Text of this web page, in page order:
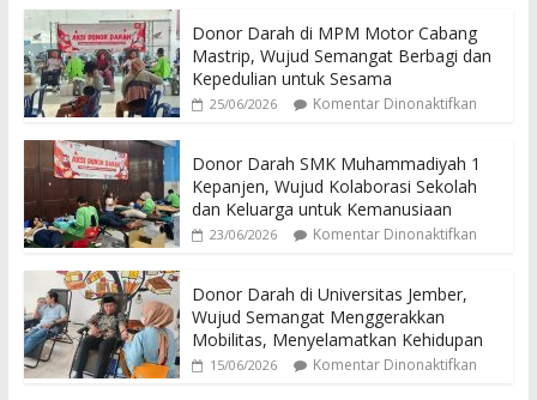
Donor Darah di MPM Motor Cabang
Mastrip, Wujud Semangat Berbagi dan
Kepedulian untuk Sesama
25/06/2026 Komentar Dinonaktifkan
Donor Darah SMK Muhammadiyah 1
Kepanjen, Wujud Kolaborasi Sekolah
dan Keluarga untuk Kemanusiaan
23/06/2026 Komentar Dinonaktifkan
Donor Darah di Universitas Jember,
Wujud Semangat Menggerakkan
Mobilitas, Menyelamatkan Kehidupan
15/06/2026 Komentar Dinonaktifkan